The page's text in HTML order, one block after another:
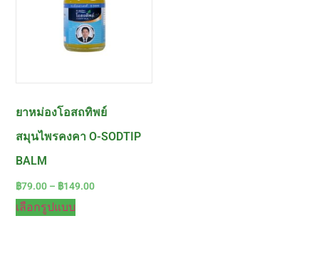
ยาหม่องโอสถทิพย์
สมุนไพรคงคา O-SODTIP
BALM
฿79.00 – ฿149.00
เลือกรูปแบบ